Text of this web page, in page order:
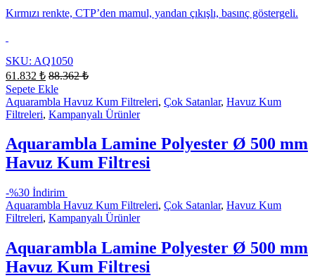
Kırmızı renkte, CTP’den mamul, yandan çıkışlı, basınç göstergeli.
SKU: AQ1050
61.832 ₺ 88.362₺
Sepete Ekle
Aquarambla Havuz Kum Filtreleri, Çok Satanlar, Havuz Kum
Filtreleri, Kampanyalı Ürünler
Aquarambla Lamine Polyester Ø 500 mm
Havuz Kum Filtresi
-%30 İndirim
Aquarambla Havuz Kum Filtreleri, Çok Satanlar, Havuz Kum
Filtreleri, Kampanyalı Ürünler
Aquarambla Lamine Polyester Ø 500 mm
Havuz Kum Filtresi